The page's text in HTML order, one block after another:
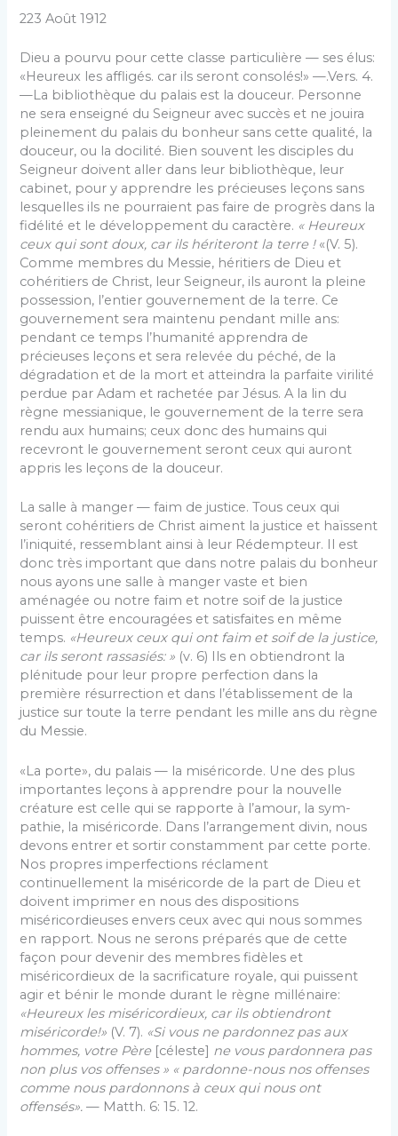
223 Août 1912
Dieu a pourvu pour cette classe particulière — ses élus:
«Heureux les affligés. car ils seront consolés!» —.Vers. 4.
—La bibliothèque du palais est la douceur. Personne
ne sera enseigné du Seigneur avec succès et ne jouira
pleinement du palais du bonheur sans cette qualité, la
douceur, ou la docilité. Bien souvent les disciples du
Seigneur doivent aller dans leur bibliothèque, leur
cabinet, pour y apprendre les précieuses leçons sans
lesquelles ils ne pourraient pas faire de progrès dans la
fidélité et le développement du caractère. « Heu­reux
ceux qui sont doux, car ils hériteront la terre ! «(V. 5).
Comme membres du Messie, héritiers de Dieu et
cohéritiers de Christ, leur Seigneur, ils auront la pleine
possession, l’entier gouvernement de la terre. Ce
gouvernement sera maintenu pendant mille ans:
pendant ce temps l’humanité apprendra de
précieuses leçons et sera relevée du péché, de la
dégradation et de la mort et atteindra la parfaite virilité
perdue par Adam et rachetée par Jésus. A la lin du
règne messianique, le gouvernement de la terre sera
rendu aux humains; ceux donc des humains qui
recevront le gouvernement seront ceux qui auront
appris les leçons de la douceur.
La salle à manger — faim de justice. Tous ceux qui
seront cohéritiers de Christ aiment la justice et haïssent
l’iniquité, ressemblant ainsi à leur Ré­dempteur. Il est
donc très important que dans notre palais du bonheur
nous ayons une salle à manger vaste et bien
aménagée ou notre faim et notre soif de la justice
puissent être encouragées et satisfaites en même
temps. «Heureux ceux qui ont faim et soif de la justice,
car ils seront rassasiés: » (v. 6) Ils en obtiendront la
plénitude pour leur propre perfection dans la
première résurrection et dans l’établisse­ment de la
justice sur toute la terre pendant les mille ans du règne
du Messie.
«La porte», du palais — la miséricorde. Une des plus
importantes leçons à apprendre pour la nouvelle
créature est celle qui se rapporte à l’amour, la sym­
pathie, la miséricorde. Dans l’arrangement divin, nous
devons entrer et sortir constamment par cette porte.
Nos propres imperfections réclament
continuellement la miséricorde de la part de Dieu et
doivent imprimer en nous des dispositions
miséricordieuses envers ceux avec qui nous sommes
en rapport. Nous ne serons préparés que de cette
façon pour devenir des mem­bres fidèles et
miséricordieux de la sacrificature roy­ale, qui puissent
agir et bénir le monde durant le règne millénaire:
«Heureux les miséricordieux, car ils obtiendront
miséricorde!» (V. 7). «Si vous ne pardonnez pas aux
hommes, votre Père[céleste] ne vous pardonnera pas
non plus vos offenses » « pardonne-nous nos offenses
comme nous pardonnons à ceux qui nous ont
offensés». — Matth. 6: 15. 12.